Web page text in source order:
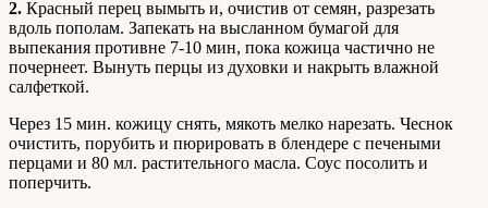
2. Красный перец вымыть и, очистив от семян, разрезать
вдоль пополам. Запекать на высланном бумагой для
выпекания противне 7-10 мин, пока кожица частично не
почернеет. Вынуть перцы из духовки и накрыть влажной
салфеткой.
Через 15 мин. кожицу снять, мякоть мелко нарезать. Чеснок
очистить, порубить и пюрировать в блендере с печеными
перцами и 80 мл. растительного масла. Соус посолить и
поперчить.